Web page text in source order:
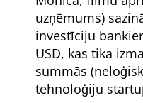
uzņēmums)
investīciju
USD, kas tika
summās
tehnoloģiju